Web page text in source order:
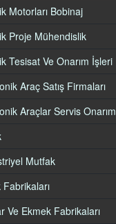
Motorları Bobinaj
Proje Mühendislik
Tesisat Ve Onarım İşleri
Araç Satış Firmaları
Araçlar Servis Onarım
Mutfak
Fabrikaları
Ve Ekmek Fabrikaları